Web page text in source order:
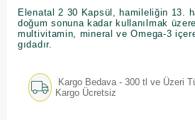
Elenatal 2 30 Kapsül, hamileliğin 13.
doğum sonuna kadar kullanılmak
multivitamin, mineral ve Omega-3
gıdadır.
Kargo Bedava - 300 tl ve Üzeri
Kargo Ücretsiz